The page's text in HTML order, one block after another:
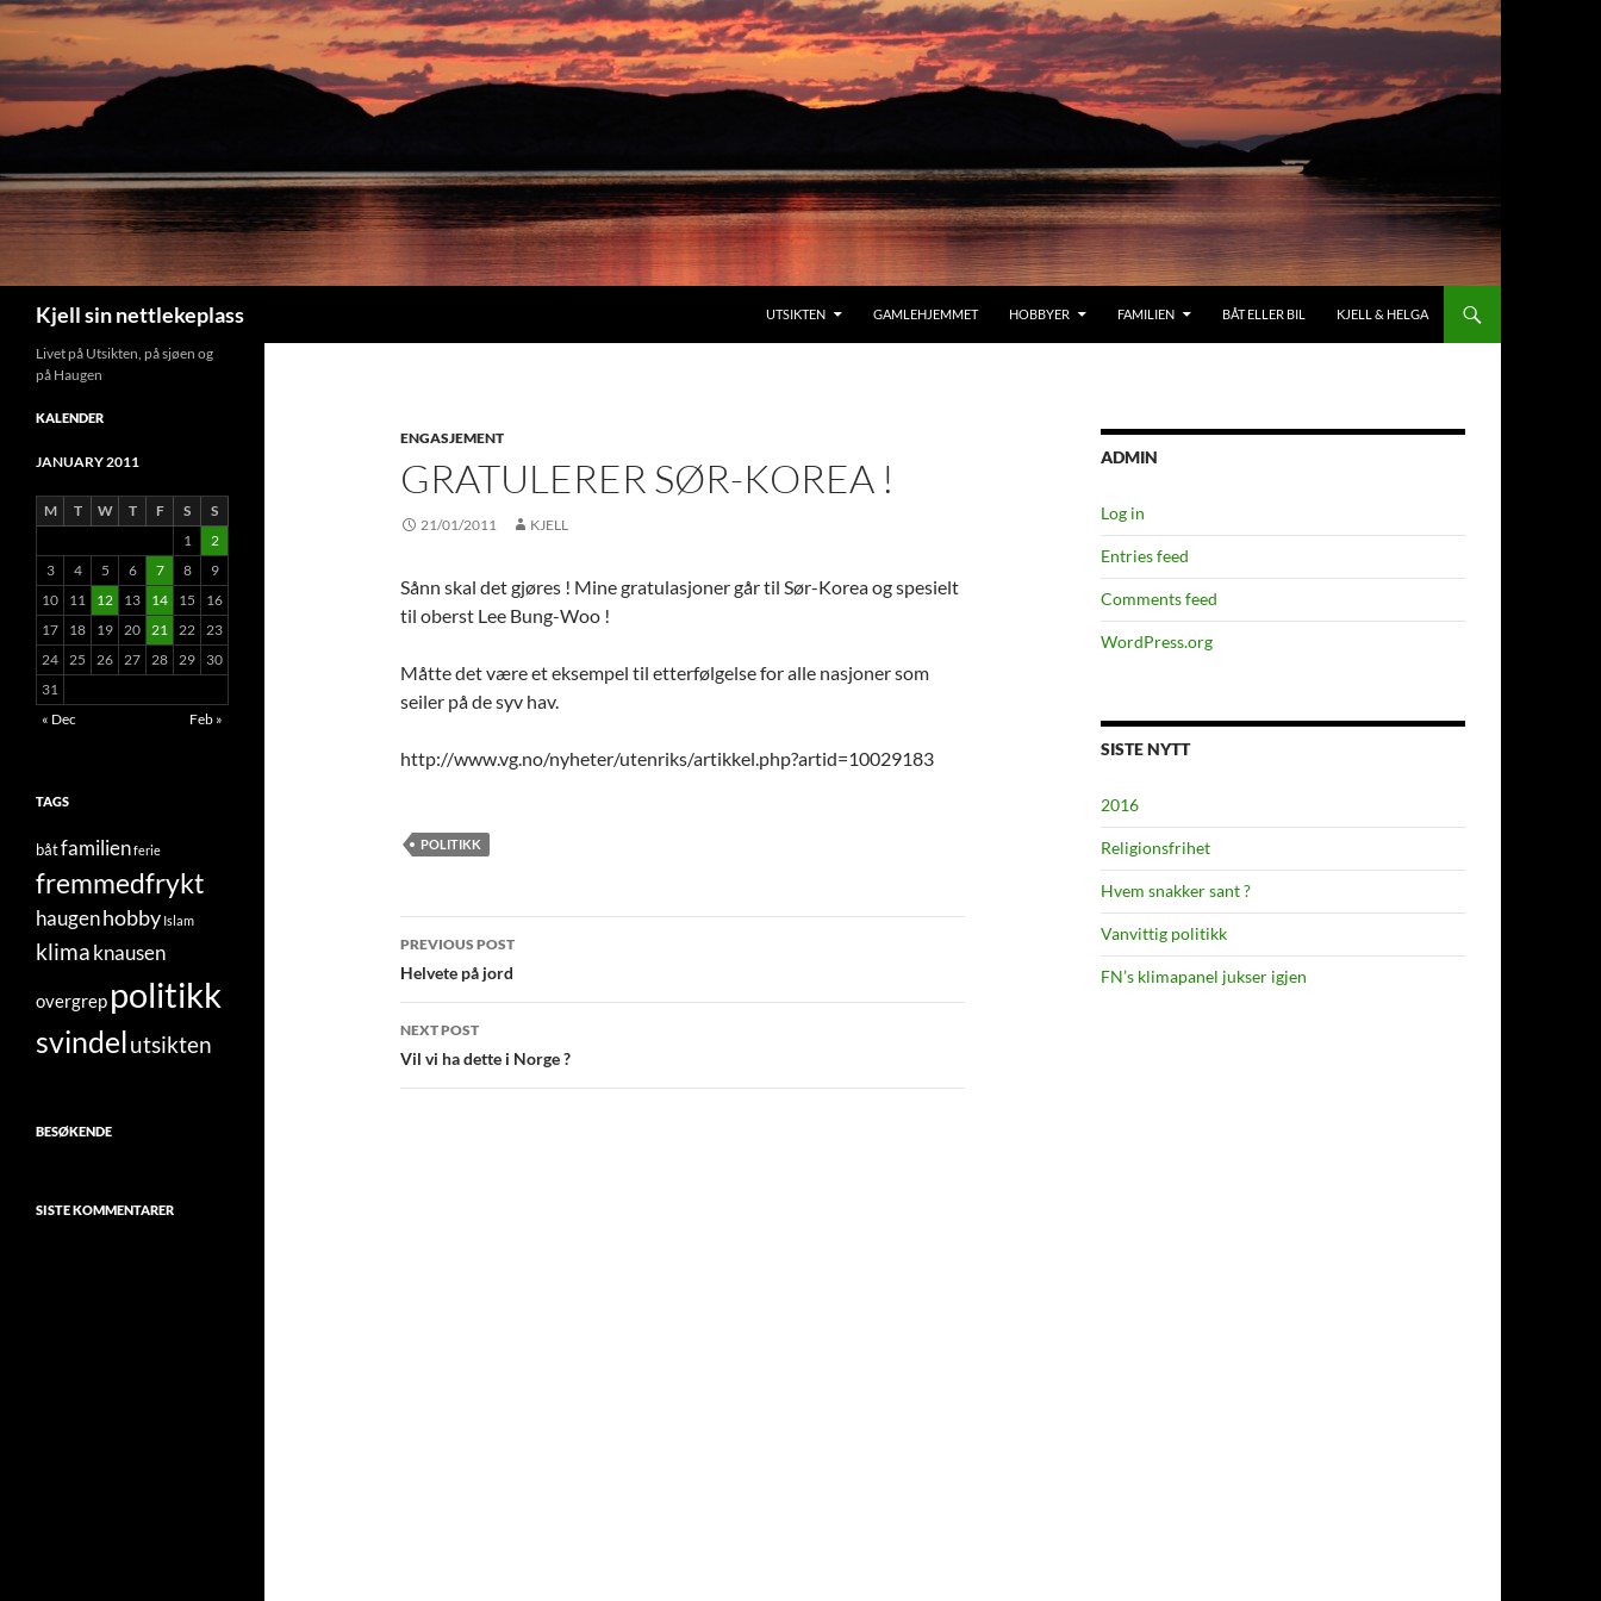
Kjell sin nettlekeplass
UTSIKTEN
GAMLEHJEMMET HOBBYER FAMILIEN BÅT ELLER BIL KJELL & HELGA
ENGASJEMENT
GRATULERER SØR-KOREA !
21/01/2011 KJELL
Sånn skal det gjøres ! Mine gratulasjoner går til Sør-Korea og spesielt
til oberst Lee Bung-Woo !
Måtte det være et eksempel til etterfølgelse for alle nasjoner som
seiler på de syv hav.
http://www.vg.no/nyheter/utenriks/artikkel.php?artid=10029183
POLITIKK
Post
navigation
PREVIOUS POST
Helvete på jord
NEXT POST
Vil vi ha dette i Norge ?
ADMIN
Log in
Entries feed
Comments feed
WordPress.org
SISTE NYTT
2016
Religionsfrihet
Hvem snakker sant ?
Vanvittig politikk
FN’s klimapanel jukser igjen
Livet på Utsikten, på sjøen og
på Haugen
KALENDER
JANUARY 2011
M T W T F S
S
1
2
3
4 5 6 7 8
9
10
11 12 13 14 15
16
17
18 19 20 21 22 23
24 25 26 27 28 29
30
31
« Dec
Feb »
TAGS
båtfamilienferie
fremmedfrykt
haugenhobby Islam
klima knausen
overgrep politikk
svindelutsikten
BESØKENDE
SISTE KOMMENTARER